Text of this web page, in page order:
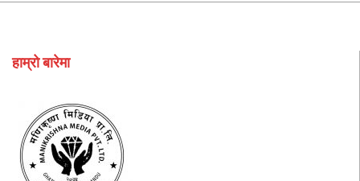
हाम्रो बारेमा